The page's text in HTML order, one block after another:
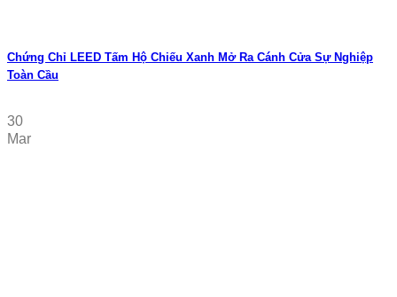
Chứng Chỉ LEED Tấm Hộ Chiếu Xanh Mở Ra Cánh Cửa Sự Nghiệp
Toàn Cầu
30
Mar